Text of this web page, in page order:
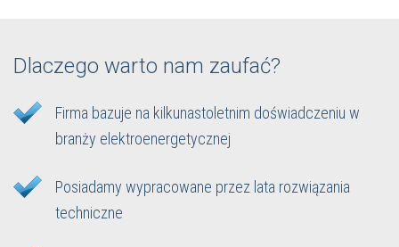
Dlaczego warto nam zaufać?
Firma bazuje na kilkunastoletnim doświadczeniu w
branży elektroenergetycznej
Posiadamy wypracowane przez lata rozwiązania
techniczne